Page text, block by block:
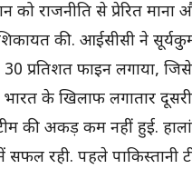
को राजनीति से प्रेरित माना
की. आईसीसी ने
प्रतिशत फाइन लगाया,
के खिलाफ लगातार
की अकड़ कम नहीं हुई.
रही. पहले पाकिस्तानी